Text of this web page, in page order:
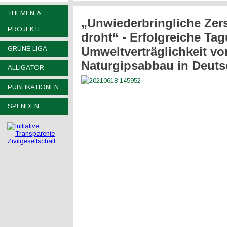
THEMEN &
PROJEKTE
GRÜNE LIGA
ALLIGATOR
PUBLIKATIONEN
SPENDEN
„Unwiederbringliche
droht“ - Erfolgreiche
Umweltverträglichkeit
Naturgipsabbau in